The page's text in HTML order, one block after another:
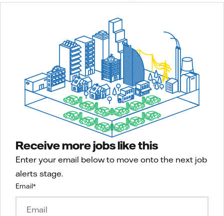
Receive more jobs like this
Enter your email below to move onto the next job
alerts stage.
Email*